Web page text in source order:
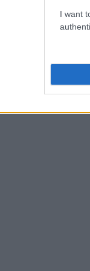
I want
training,
gestire al